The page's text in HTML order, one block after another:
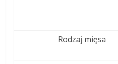
Rodzaj mięsa